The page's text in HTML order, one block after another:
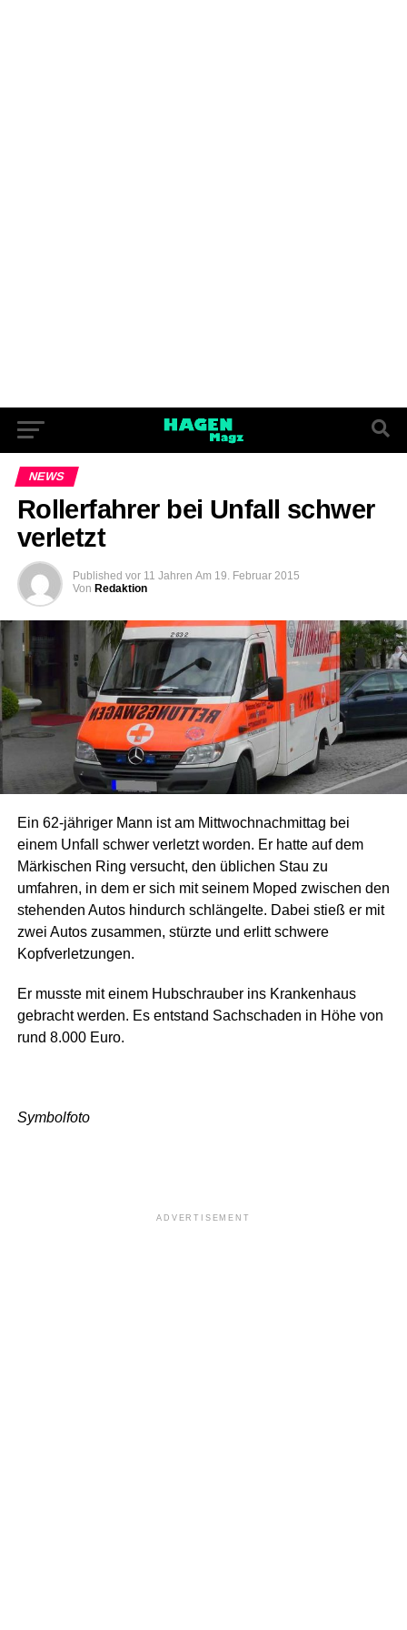
NEWS
Rollerfahrer bei Unfall schwer
verletzt
Published vor 11 Jahren Am 19. Februar 2015
Von Redaktion
Ein 62-jähriger Mann ist am Mittwochnachmittag bei
einem Unfall schwer verletzt worden. Er hatte auf dem
Märkischen Ring versucht, den üblichen Stau zu
umfahren, in dem er sich mit seinem Moped zwischen den
stehenden Autos hindurch schlängelte. Dabei stieß er mit
zwei Autos zusammen, stürzte und erlitt schwere
Kopfverletzungen.
Er musste mit einem Hubschrauber ins Krankenhaus
gebracht werden. Es entstand Sachschaden in Höhe von
rund 8.000 Euro.
Symbolfoto
ADVERTISEMENT